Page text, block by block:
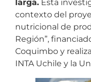
larga. Esta
contexto del
nutricional de
Región”,
Coquimbo y
INTA Uchile y la